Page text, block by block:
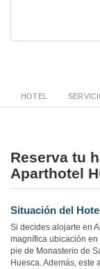
HOTEL
Reserva tu
Aparthotel
Situación del
Si decides alojarte en
magnífica ubicación
pie de Monasterio de
Huesca. Además, este